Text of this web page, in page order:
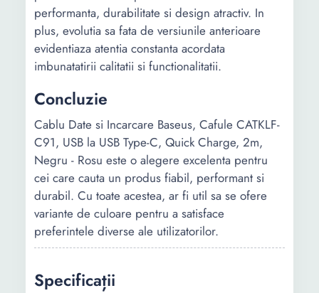
performanta, durabilitate si design atractiv. In
plus, evolutia sa fata de versiunile anterioare
evidentiaza atentia constanta acordata
imbunatatirii calitatii si functionalitatii.
Concluzie
Cablu Date si Incarcare Baseus, Cafule CATKLF-
C91, USB la USB Type-C, Quick Charge, 2m,
Negru - Rosu este o alegere excelenta pentru
cei care cauta un produs fiabil, performant si
durabil. Cu toate acestea, ar fi util sa se ofere
variante de culoare pentru a satisface
preferintele diverse ale utilizatorilor.
Specificații